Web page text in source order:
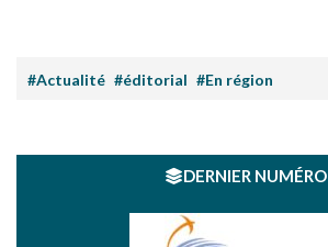
#Actualité #éditorial #En région
DERNIER NUMÉRO